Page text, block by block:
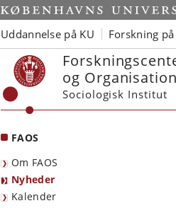
Start
Uddannelse på KU Forskning på
og
Sociologisk Institut
FAOS
Om FAOS
Nyheder
Kalender